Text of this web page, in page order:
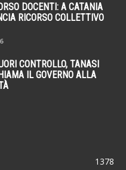
DOCENTI: A CATANIA
RICORSO COLLETTIVO
CONTROLLO, TANASI
IL GOVERNO ALLA
1378